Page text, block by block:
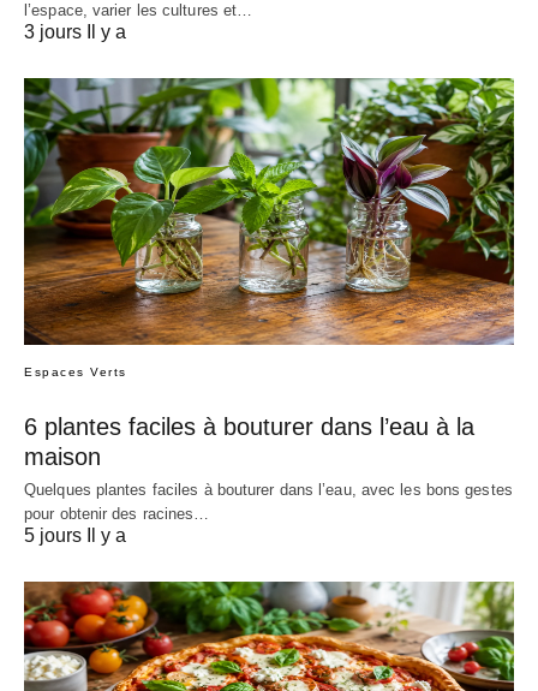
l’espace, varier les cultures et…
3 jours Il y a
Espaces Verts
6 plantes faciles à bouturer dans l’eau à la
maison
Quelques plantes faciles à bouturer dans l’eau, avec les bons gestes
pour obtenir des racines…
5 jours Il y a